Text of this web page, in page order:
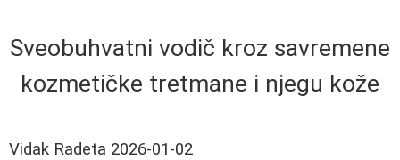
Sveobuhvatni vodič kroz savremene
kozmetičke tretmane i njegu kože
Vidak Radeta 2026-01-02